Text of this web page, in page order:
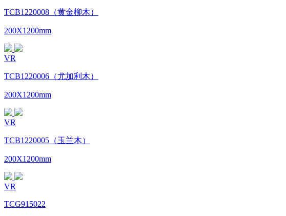
TCB1220008（黄金柳木）
200X1200mm
VR
TCB1220006（尤加利木）
200X1200mm
VR
TCB1220005（玉兰木）
200X1200mm
VR
TCG915022